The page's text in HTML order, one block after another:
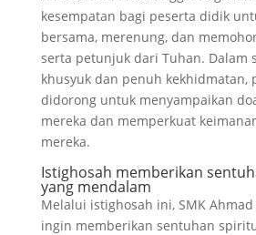
kesempatan bagi peserta didik
bersama, merenung, dan
serta petunjuk dari Tuhan. Dalam
khusyuk dan penuh kekhidmatan,
didorong untuk menyampaikan
mereka dan memperkuat
mereka.
Istighosah memberikan
yang mendalam
Melalui istighosah ini, SMK
ingin memberikan sentuhan